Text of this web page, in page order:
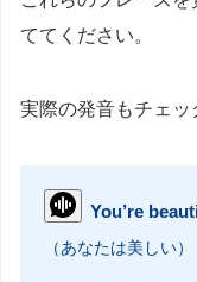
ててください。
実際の発音もチェ
You’re
（あなたは美しい）